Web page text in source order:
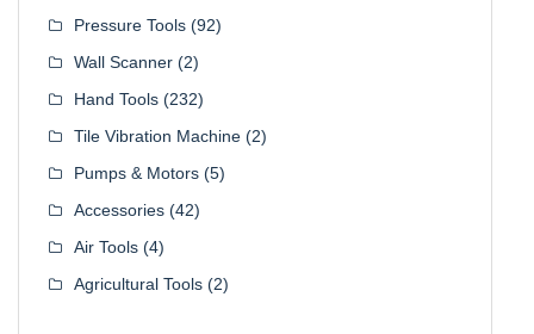
Pressure Tools (92)
Wall Scanner (2)
Hand Tools (232)
Tile Vibration Machine (2)
Pumps & Motors (5)
Accessories (42)
Air Tools (4)
Agricultural Tools (2)